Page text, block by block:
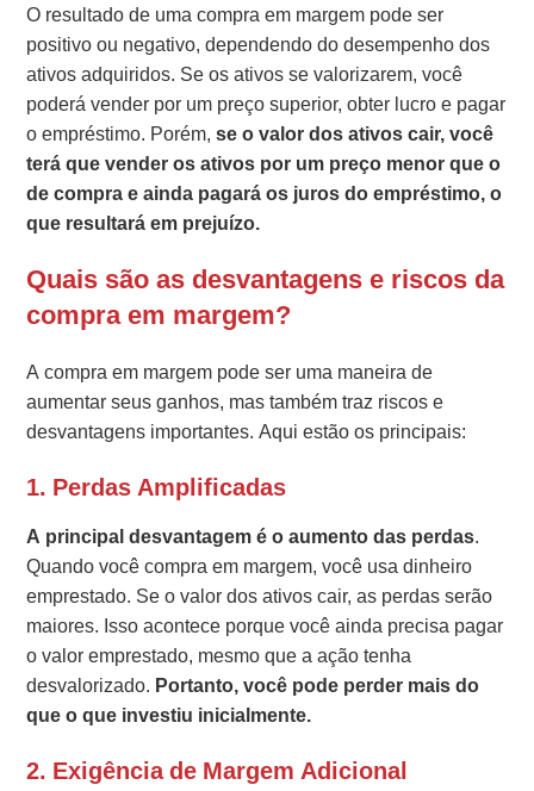
O resultado de uma compra em margem pode ser
positivo ou negativo, dependendo do desempenho dos
ativos adquiridos. Se os ativos se valorizarem, você
poderá vender por um preço superior, obter lucro e pagar
o empréstimo. Porém,se o valor dos ativos cair, você
terá que vender os ativos por um preço menor que o
de compra e ainda pagará os juros do empréstimo, o
que resultará em prejuízo.
Quais são as desvantagens e riscos da
compra em margem?
A compra em margem pode ser uma maneira de
aumentar seus ganhos, mas também traz riscos e
desvantagens importantes. Aqui estão os principais:
1. Perdas Amplificadas
A principal desvantagem é o aumento das perdas.
Quando você compra em margem, você usa dinheiro
emprestado. Se o valor dos ativos cair, as perdas serão
maiores. Isso acontece porque você ainda precisa pagar
o valor emprestado, mesmo que a ação tenha
desvalorizado. Portanto, você pode perder mais do
que o que investiu inicialmente.
2. Exigência de Margem Adicional